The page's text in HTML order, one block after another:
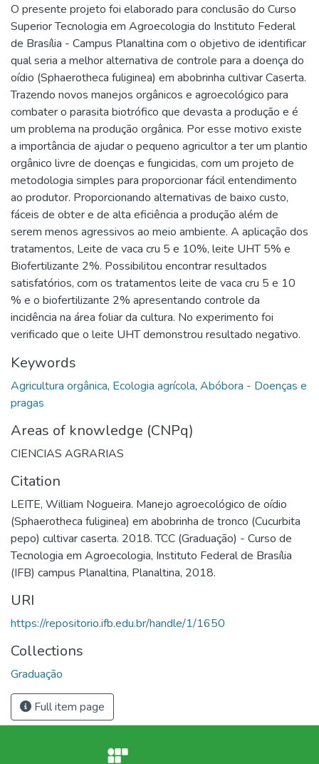
O presente projeto foi elaborado para conclusão do Curso
Superior Tecnologia em Agroecologia do Instituto Federal
de Brasília - Campus Planaltina com o objetivo de identificar
qual seria a melhor alternativa de controle para a doença do
oídio (Sphaerotheca fuliginea) em abobrinha cultivar Caserta.
Trazendo novos manejos orgânicos e agroecológico para
combater o parasita biotrófico que devasta a produção e é
um problema na produção orgânica. Por esse motivo existe
a importância de ajudar o pequeno agricultor a ter um plantio
orgânico livre de doenças e fungicidas, com um projeto de
metodologia simples para proporcionar fácil entendimento
ao produtor. Proporcionando alternativas de baixo custo,
fáceis de obter e de alta eficiência a produção além de
serem menos agressivos ao meio ambiente. A aplicação dos
tratamentos, Leite de vaca cru 5 e 10%, leite UHT 5% e
Biofertilizante 2%. Possibilitou encontrar resultados
satisfatórios, com os tratamentos leite de vaca cru 5 e 10
% e o biofertilizante 2% apresentando controle da
incidência na área foliar da cultura. No experimento foi
verificado que o leite UHT demonstrou resultado negativo.
Keywords
Agricultura orgânica, Ecologia agrícola, Abóbora - Doenças e
pragas
Areas of knowledge (CNPq)
CIENCIAS AGRARIAS
Citation
LEITE, William Nogueira. Manejo agroecológico de oídio
(Sphaerotheca fuliginea) em abobrinha de tronco (Cucurbita
pepo) cultivar caserta. 2018. TCC (Graduação) - Curso de
Tecnologia em Agroecologia, Instituto Federal de Brasília
(IFB) campus Planaltina, Planaltina, 2018.
URI
https://repositorio.ifb.edu.br/handle/1/1650
Collections
Graduação
Full item page